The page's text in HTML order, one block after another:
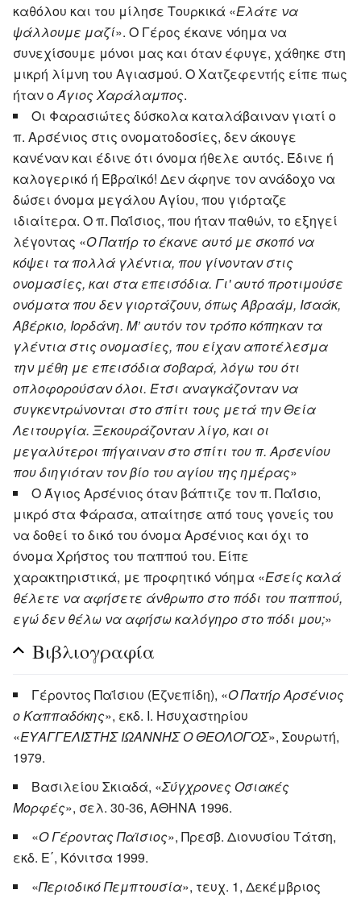
καθόλου και του μίλησε Τουρκικά «Ελάτε να
ψάλλουμε μαζί». Ο Γέρος έκανε νόημα να
συνεχίσουμε μόνοι μας και όταν έφυγε, χάθηκε στη
μικρή λίμνη του Αγιασμού. Ο Χατζεφεντής είπε πως
ήταν οΆγιος Χαράλαμπος.
Οι Φαρασιώτες δύσκολα καταλάβαιναν γιατί ο
π. Αρσένιος στις ονοματοδοσίες, δεν άκουγε
κανέναν και έδινε ότι όνομα ήθελε αυτός. Έδινε ή
καλογερικό ή Εβραϊκό! Δεν άφηνε τον ανάδοχο να
δώσει όνομα μεγάλου Αγίου, που γιόρταζε
ιδιαίτερα. Ο π. Παΐσιος, που ήταν παθών, το εξηγεί
λέγοντας «Ο Πατήρ το έκανε αυτό με σκοπό να
κόψει τα πολλά γλέντια, που γίνονταν στις
ονομασίες, και στα επεισόδια. Γι' αυτό προτιμούσε
ονόματα που δεν γιορτάζουν, όπως Αβραάμ, Ισαάκ,
Αβέρκιο, Ιορδάνη. Μ’ αυτόν τον τρόπο κόπηκαν τα
γλέντια στις ονομασίες, που είχαν αποτέλεσμα
την μέθη με επεισόδια σοβαρά, λόγω του ότι
οπλοφορούσαν όλοι. Έτσι αναγκάζονταν να
συγκεντρώνονται στο σπίτι τους μετά την Θεία
Λειτουργία. Ξεκουράζονταν λίγο, και οι
μεγαλύτεροι πήγαιναν στο σπίτι του π. Αρσενίου
που διηγιόταν τον βίο του αγίου της ημέρας»
Ο Άγιος Αρσένιος όταν βάπτιζε τον π. Παΐσιο,
μικρό στα Φάρασα, απαίτησε από τους γονείς του
να δοθεί το δικό του όνομα Αρσένιος και όχι το
όνομα Χρήστος του παππού του. Είπε
χαρακτηριστικά, με προφητικό νόημα «Εσείς καλά
θέλετε να αφήσετε άνθρωπο στο πόδι του παππού,
εγώ δεν θέλω να αφήσω καλόγηρο στο πόδι μου;»
Βιβλιογραφία
Γέροντος Παΐσιου (Εζνεπίδη), «Ο Πατήρ Αρσένιος
ο Καππαδόκης», εκδ. Ι. Ησυχαστηρίου
«ΕΥΑΓΓΕΛΙΣΤΗΣ ΙΩΑΝΝΗΣ Ο ΘΕΟΛΟΓΟΣ», Σουρωτή,
1979.
Βασιλείου Σκιαδά, «Σύγχρονες Οσιακές
Μορφές», σελ. 30-36, ΑΘΗΝΑ 1996.
«Ο Γέροντας Παϊσιος», Πρεσβ. Διονυσίου Τάτση,
εκδ. Ε΄, Κόνιτσα 1999.
«Περιοδικό Πεμπτουσία», τευχ. 1, Δεκέμβριος